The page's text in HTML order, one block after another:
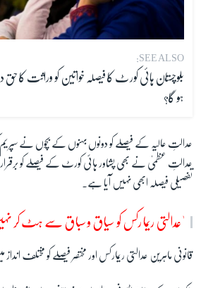
SEE ALSO:
بلوچستان ہائی کورٹ کا فیصلہ خواتین کو وراثت کا
ہو گا؟
عدالتِ عالیہ کے فیصلے کو دونوں بہنوں کے بچوں نے سپریم
عدالتِ عظمیٰ نے بھی پشاور ہائی کورٹ کے فیصلے کو
تفصیلی فیصلہ ابھی نہیں آیا ہے۔
'عدالتی ریمارکس کو سیاق وسباق سے ہٹ کر
قانونی ماہرین عدالتی ریمارکس اور مختصر فیصلے کو مختلف انداز